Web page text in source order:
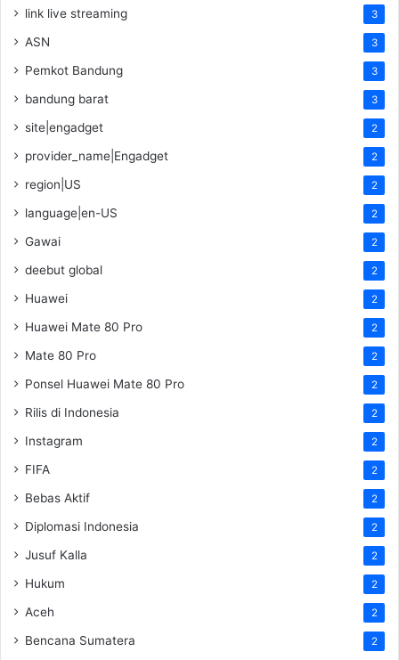
link live streaming 3
ASN 3
Pemkot Bandung 3
bandung barat 3
site|engadget 2
provider_name|Engadget 2
region|US 2
language|en-US 2
Gawai 2
deebut global 2
Huawei 2
Huawei Mate 80 Pro 2
Mate 80 Pro 2
Ponsel Huawei Mate 80 Pro 2
Rilis di Indonesia 2
Instagram 2
FIFA 2
Bebas Aktif 2
Diplomasi Indonesia 2
Jusuf Kalla 2
Hukum 2
Aceh 2
Bencana Sumatera 2